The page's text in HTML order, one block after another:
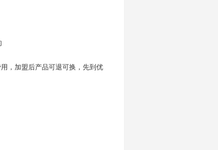
，加盟后产品可退可换，先到优